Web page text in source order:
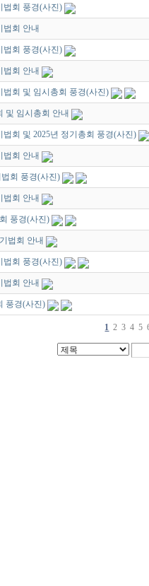
법회 풍경(사진)
법회 안내
법회 풍경(사진)
법회 안내
법회 및 임시총회 풍경(사진)
및 임시총회 안내
법회 및 2025년 정기총회 풍경(사진)
법회 안내
회 풍경(사진)
법회 안내
풍경(사진)
법회 안내
법회 풍경(사진)
법회 안내
풍경(사진)
1 2 3 4 5